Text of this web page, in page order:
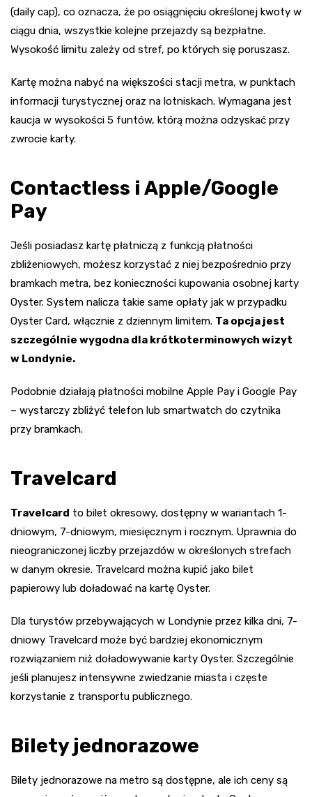
(daily cap), co oznacza, że po osiągnięciu określonej kwoty w
ciągu dnia, wszystkie kolejne przejazdy są bezpłatne.
Wysokość limitu zależy od stref, po których się poruszasz.
Kartę można nabyć na większości stacji metra, w punktach
informacji turystycznej oraz na lotniskach. Wymagana jest
kaucja w wysokości 5 funtów, którą można odzyskać przy
zwrocie karty.
Contactless i Apple/Google
Pay
Jeśli posiadasz kartę płatniczą z funkcją płatności
zbliżeniowych, możesz korzystać z niej bezpośrednio przy
bramkach metra, bez konieczności kupowania osobnej karty
Oyster. System nalicza takie same opłaty jak w przypadku
Oyster Card, włącznie z dziennym limitem. Ta opcja jest
szczególnie wygodna dla krótkoterminowych wizyt
w Londynie.
Podobnie działają płatności mobilne Apple Pay i Google Pay
– wystarczy zbliżyć telefon lub smartwatch do czytnika
przy bramkach.
Travelcard
Travelcard to bilet okresowy, dostępny w wariantach 1-
dniowym, 7-dniowym, miesięcznym i rocznym. Uprawnia do
nieograniczonej liczby przejazdów w określonych strefach
w danym okresie. Travelcard można kupić jako bilet
papierowy lub doładować na kartę Oyster.
Dla turystów przebywających w Londynie przez kilka dni, 7-
dniowy Travelcard może być bardziej ekonomicznym
rozwiązaniem niż doładowywanie karty Oyster. Szczególnie
jeśli planujesz intensywne zwiedzanie miasta i częste
korzystanie z transportu publicznego.
Bilety jednorazowe
Bilety jednorazowe na metro są dostępne, ale ich ceny są